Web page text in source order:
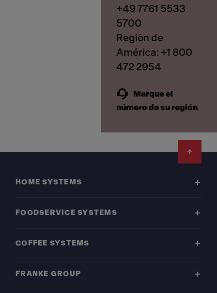
+49 7761 5533
5700
Regiòn de
América: +1 800
Marque el
número de su región
HOME SYSTEMS
FOODSERVICE SYSTEMS
COFFEE SYSTEMS
FRANKE GROUP